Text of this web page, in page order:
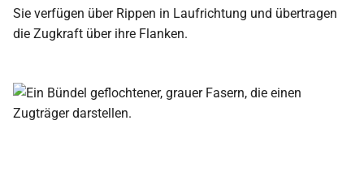
Sie verfügen über Rippen in Laufrichtung und übertragen
die Zugkraft über ihre Flanken.